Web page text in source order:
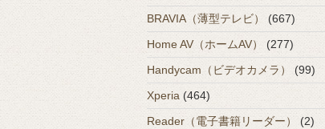
BRAVIA（薄型テレビ）
(667)
Home AV（ホームAV）
(277)
Handycam（ビデオカメラ）
(99)
Xperia (464)
Reader（電子書籍リーダー）
(2)